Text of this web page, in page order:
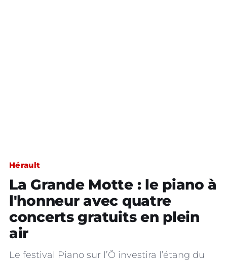
Hérault
La Grande Motte : le piano à
l'honneur avec quatre
concerts gratuits en plein
air
Le festival Piano sur l’Ô investira l’étang du